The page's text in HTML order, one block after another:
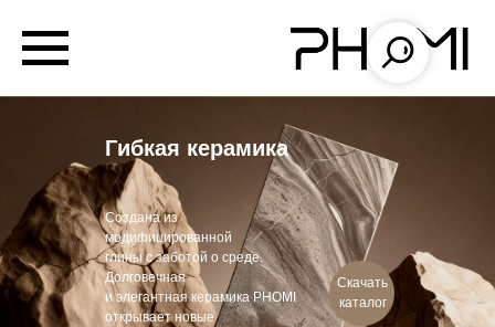
Скачать
каталог
Создана из
модифицированной
глины с заботой о среде.
Долговечная
и элегантная керамика PHOMI
открывает новые
Гибкая керамика